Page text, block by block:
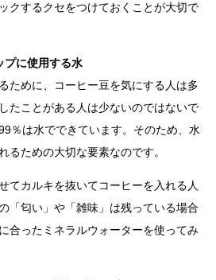
クするクセをつけておくことが大切で
プに使用する水
ために、コーヒー豆を気にする人は多
たことがある人は少ないのではないで
％は水でできています。そのため、水
るための大切な要素なのです。
てカルキを抜いてコーヒーを入れる人
「匂い」や「雑味」は残っている場合
合ったミネラルウォーターを使ってみ